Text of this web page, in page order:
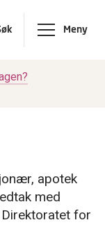
Meny
apotek
med
for